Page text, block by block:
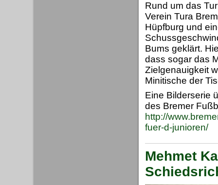
Rund um das
Verein Tura
Hüpfburg und
Bums geklärt.
dass sogar das
Zielgenauigkeit
Minitische der
Eine Bilderserie
des Bremer
http://
fuer-d-junioren/
Mehmet